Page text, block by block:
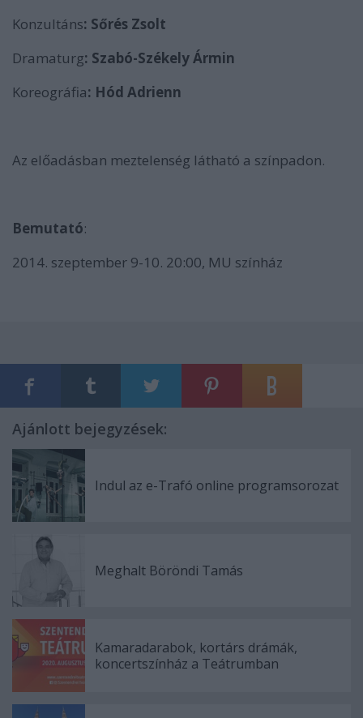
Konzultáns: Sőrés Zsolt
Dramaturg: Szabó-Székely Ármin
Koreográfia: Hód Adrienn
Az előadásban meztelenség látható a színpadon.
Bemutató:
2014. szeptember 9-10. 20:00, MU színház
Ajánlott bejegyzések:
Indul az e-Trafó online programsorozat
Meghalt Böröndi Tamás
Kamaradarabok, kortárs drámák,
koncertszínház a Teátrumban